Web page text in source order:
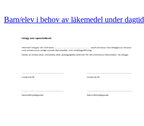
Barn/elev i behov av läkemedel under dagtid